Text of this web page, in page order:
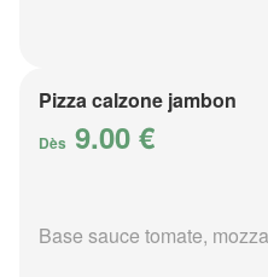
Pizza calzone jambon
Dès 9.00 €
Base sauce tomate,